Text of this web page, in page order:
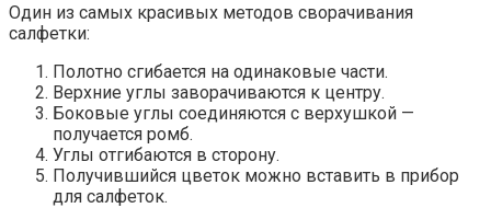
Один из самых красивых методов сворачивания
салфетки:
Полотно сгибается на одинаковые части.
Верхние углы заворачиваются к центру.
Боковые углы соединяются с верхушкой —
получается ромб.
Углы отгибаются в сторону.
Получившийся цветок можно вставить в прибор
для салфеток.